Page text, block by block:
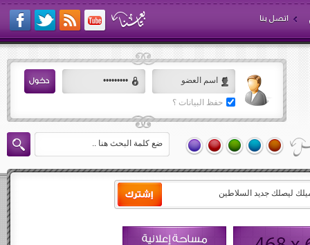
اتصل بنا
حفظ البيانات ؟